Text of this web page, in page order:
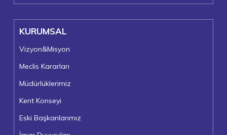
KURUMSAL
Vizyon&Misyon
Meclis Kararları
Müdürlüklerimiz
Kent Konseyi
Eski Başkanlarımız